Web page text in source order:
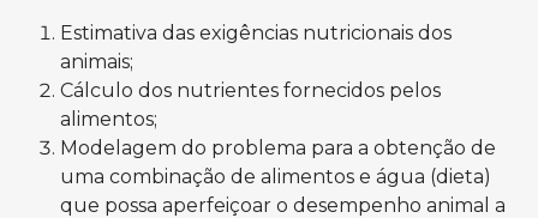
Estimativa das exigências nutricionais dos
animais;
Cálculo dos nutrientes fornecidos pelos
alimentos;
Modelagem do problema para a obtenção de
uma combinação de alimentos e água (dieta)
que possa aperfeiçoar o desempenho animal a